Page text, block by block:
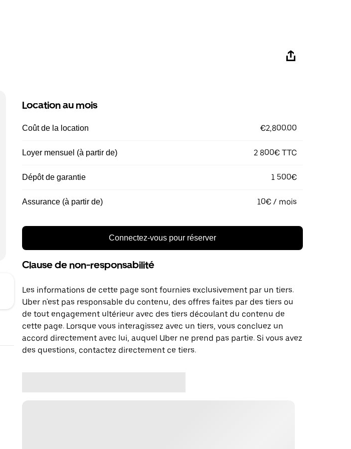
Location au mois
Coût de la location €2,800.00
Loyer mensuel (à partir de) 2 800€ TTC
Dépôt de garantie 1 500€
Assurance (à partir de) 10€ / mois
Connectez-vous pour réserver
Clause de non-responsabilité
Les informations de cette page sont fournies exclusivement par un tiers.
Uber n'est pas responsable du contenu, des offres faites par des tiers ou
de tout engagement ultérieur avec des tiers découlant du contenu de
cette page. Lorsque vous interagissez avec un tiers, vous concluez un
accord directement avec lui, auquel Uber ne prend pas partie. Si vous avez
des questions, contactez directement ce tiers.